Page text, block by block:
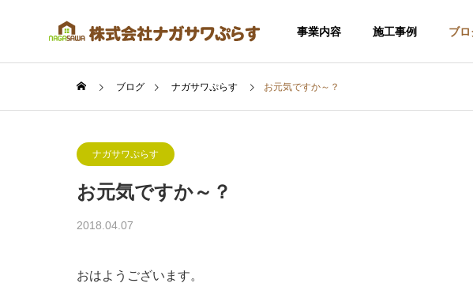
事業内容 施工事例 ブロ
事業内容
ブログ ナガサワぷらす お元気ですか～？
ナガサワぷらす
お元気ですか～？
2018.04.07
おはようございます。